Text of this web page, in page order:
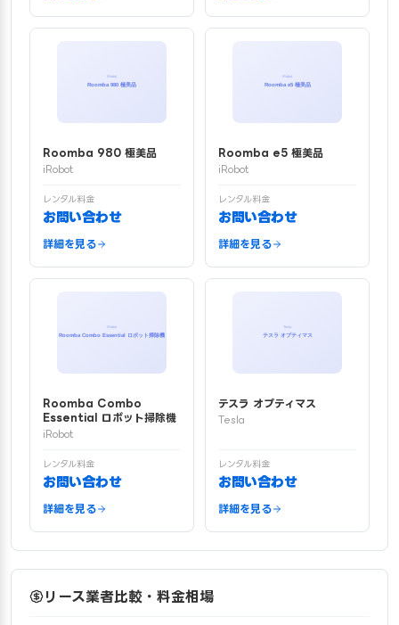
Roomba 980 極美品
iRobot
レンタル料金
お問い合わせ
詳細を見る
Roomba e5 極美品
iRobot
レンタル料金
お問い合わせ
詳細を見る
Roomba Combo
Essential ロボット掃除機
iRobot
レンタル料金
お問い合わせ
詳細を見る
テスラ オプティマス
Tesla
レンタル料金
お問い合わせ
詳細を見る
リース業者比較・料金相場